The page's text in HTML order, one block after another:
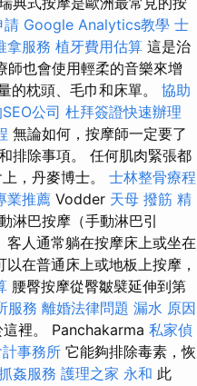
請 Google Analytics教學 士
拿服務 植牙費用估算 這是治
師也會使用輕柔的音樂來增
的枕頭、毛巾和床單。 協助
公司 杜拜簽證快速辦理
無論如何，按摩師一定要了
排除事項。 任何肌肉緊張都
，丹麥博士。 士林整骨療程
業推薦 Vodder 天母 撥筋 精
淋巴按摩（手動淋巴引
人通常躺在按摩床上或坐在
以在普通床上或地板上按摩，
腰臀按摩從臀皺襞延伸到第
服務 離婚法律問題 漏水 原因
裡。 Panchakarma 私家偵
事務所 它能夠排除毒素，恢
姦服務 護理之家 永和 此